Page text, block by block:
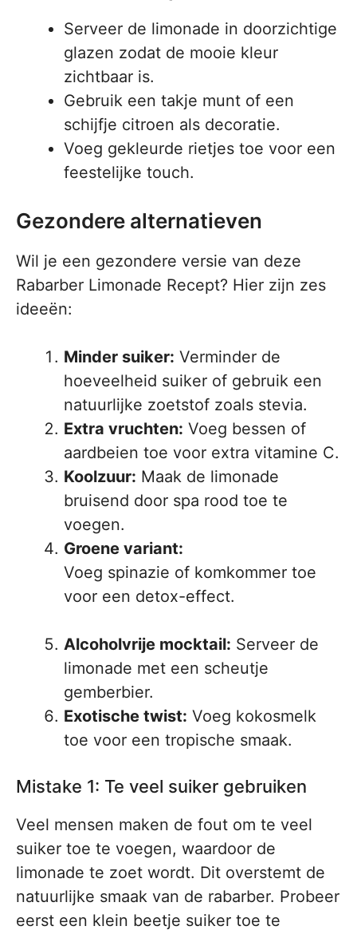
Serveer de limonade in doorzichtige
glazen zodat de mooie kleur
zichtbaar is.
Gebruik een takje munt of een
schijfje citroen als decoratie.
Voeg gekleurde rietjes toe voor een
feestelijke touch.
Gezondere alternatieven
Wil je een gezondere versie van deze
Rabarber Limonade Recept? Hier zijn zes
ideeën:
Minder suiker: Verminder de
hoeveelheid suiker of gebruik een
natuurlijke zoetstof zoals stevia.
Extra vruchten: Voeg bessen of
aardbeien toe voor extra vitamine C.
Koolzuur: Maak de limonade
bruisend door spa rood toe te
voegen.
Groene variant:
Voeg spinazie of komkommer toe
voor een detox-effect.
Alcoholvrije mocktail: Serveer de
limonade met een scheutje
gemberbier.
Exotische twist: Voeg kokosmelk
toe voor een tropische smaak.
Mistake 1: Te veel suiker gebruiken
Veel mensen maken de fout om te veel
suiker toe te voegen, waardoor de
limonade te zoet wordt. Dit overstemt de
natuurlijke smaak van de rabarber. Probeer
eerst een klein beetje suiker toe te